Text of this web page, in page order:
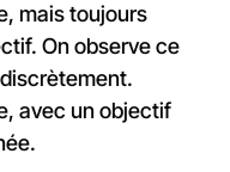
mais toujours
On observe ce
avec un objectif